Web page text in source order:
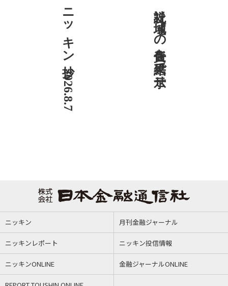
ニッキン抄 2026.8.7 社説 地域への責任を結果で示せ
ニッキン 月刊金融ジャーナル
ニッキンレポート ニッキン投信情報
ニッキンONLINE 金融ジャーナルONLINE